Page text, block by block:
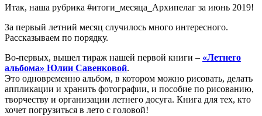
Итак, наша рубрика #итоги_месяца_Архипелаг за июнь 2019!
За первый летний месяц случилось много интересного.
Рассказываем по порядку.
Во-первых, вышел тираж нашей первой книги – «Летнего
альбома» Юлии Савенковой.
Это одновременно альбом, в котором можно рисовать, делать
аппликации и хранить фотографии, и пособие по рисованию,
творчеству и организации летнего досуга. Книга для тех, кто
хочет погрузиться в лето с головой!